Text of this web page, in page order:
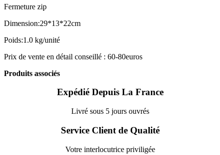
Fermeture zip
Dimension:29*13*22cm
Poids:1.0 kg/unité
Prix de vente en détail conseillé : 60-80euros
Produits associés
Expédié Depuis La France
Livré sous 5 jours ouvrés
Service Client de Qualité
Votre interlocutrice priviligée